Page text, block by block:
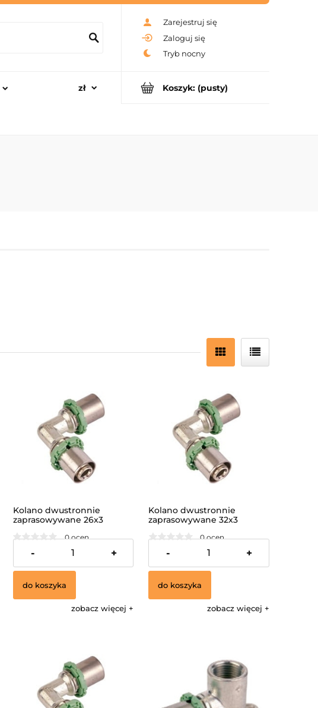
Zarejestruj się
Zaloguj się
Koszyk: (pusty)
Kolano dwustronnie
zaprasowywane 26x3
0 ocen
44,06 zł
- +
do koszyka
zobacz więcej
Kolano dwustronnie
zaprasowywane 32x3
0 ocen
68,69 zł
- +
do koszyka
zobacz więcej